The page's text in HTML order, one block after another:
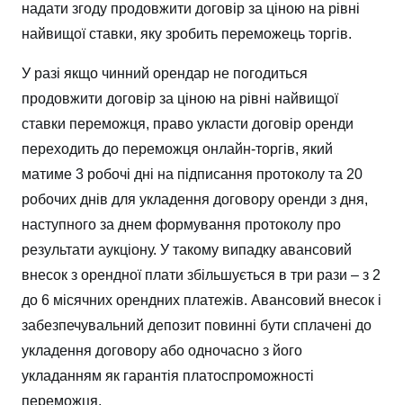
надати згоду продовжити договір за ціною на рівні
найвищої ставки, яку зробить переможець торгів.
У разі якщо чинний орендар не погодиться
продовжити договір за ціною на рівні найвищої
ставки переможця, право укласти договір оренди
переходить до переможця онлайн-торгів, який
матиме 3 робочі дні на підписання протоколу та 20
робочих днів для укладення договору оренди з дня,
наступного за днем формування протоколу про
результати аукціону. У такому випадку авансовий
внесок з орендної плати збільшується в три рази – з 2
до 6 місячних орендних платежів. Авансовий внесок і
забезпечувальний депозит повинні бути сплачені до
укладення договору або одночасно з його
укладанням як гарантія платоспроможності
переможця.